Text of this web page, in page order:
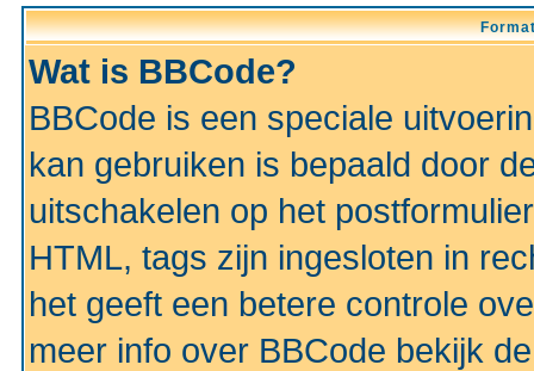
Wat is BBCode?
BBCode is een speciale
kan gebruiken is bepaald door
uitschakelen op het
HTML, tags zijn ingesloten in
het geeft een betere controle
meer info over BBCode bekijk